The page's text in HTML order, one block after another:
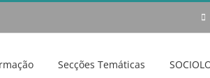
Secções Temáticas